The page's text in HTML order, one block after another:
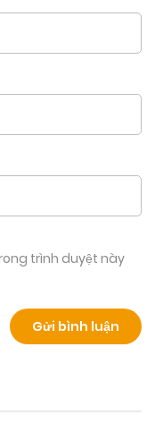
răng nghiến lợi
đồng. Cuối cùng bà
đi.
trình duyệt này